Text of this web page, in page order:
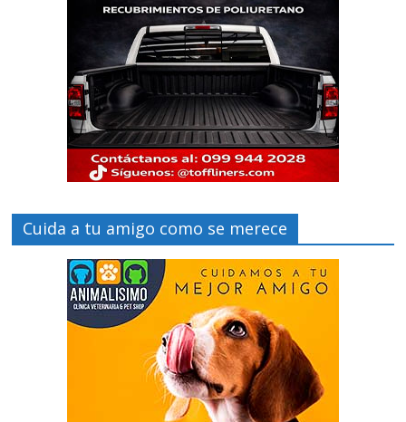
Cuida a tu amigo como se merece